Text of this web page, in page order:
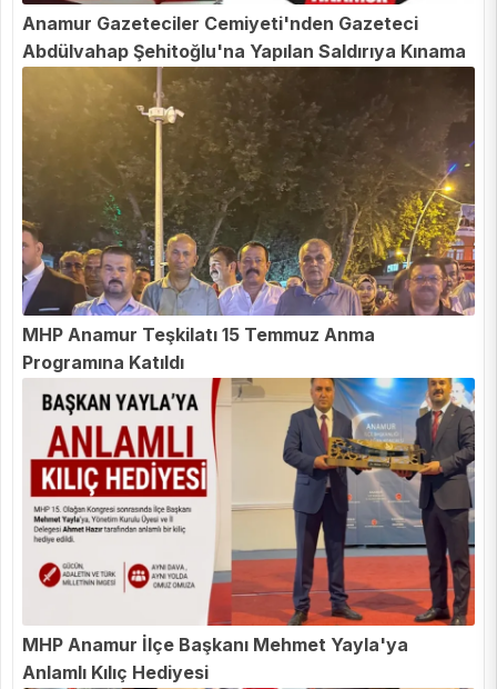
Anamur Gazeteciler Cemiyeti'nden Gazeteci
Abdülvahap Şehitoğlu'na Yapılan Saldırıya Kınama
MHP Anamur Teşkilatı 15 Temmuz Anma
Programına Katıldı
MHP Anamur İlçe Başkanı Mehmet Yayla'ya
Anlamlı Kılıç Hediyesi